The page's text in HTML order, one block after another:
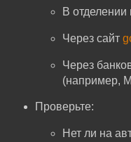
Через сайт
Через
(например,
Проверьте:
Нет ли на